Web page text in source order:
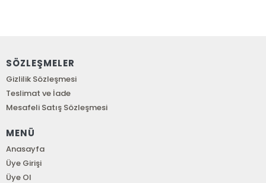
SÖZLEŞMELER
Gizlilik Sözleşmesi
Teslimat ve İade
Mesafeli Satış Sözleşmesi
MENÜ
Anasayfa
Üye Girişi
Üye Ol